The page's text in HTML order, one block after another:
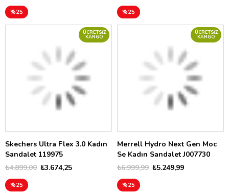
%25 %25
Skechers Ultra Flex 3.0 Kadın
Sandalet 119975
₺3.674,25
₺4.899,00
%25
ÜCRETSIZ
KARGO
Merrell Hydro Next Gen Moc
Se Kadın Sandalet J007730
₺5.249,99
₺6.999,99
%25
ÜCRETSIZ
KARGO